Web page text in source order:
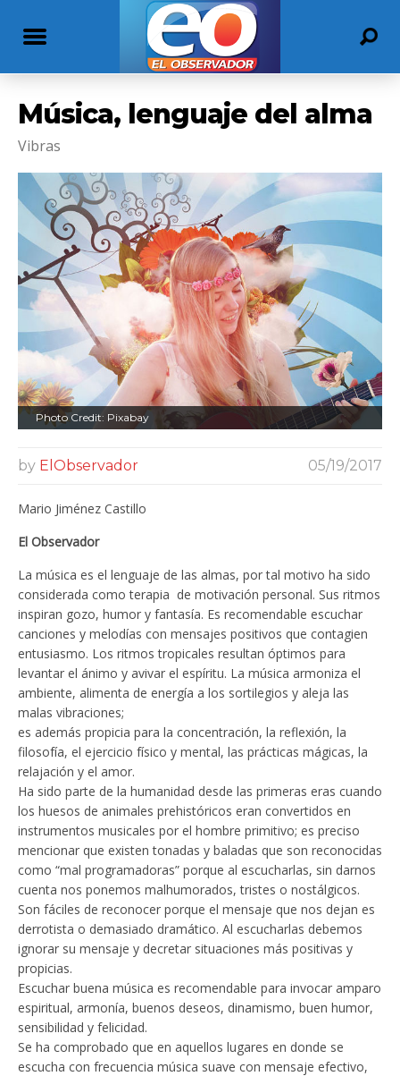
Música, lenguaje del alma
Vibras
Photo Credit: Pixabay
by ElObservador 05/19/2017
Mario Jiménez Castillo
El Observador
La música es el lenguaje de las almas, por tal motivo ha sido
considerada como terapia de motivación personal. Sus ritmos
inspiran gozo, humor y fantasía. Es recomendable escuchar
canciones y melodías con mensajes positivos que contagien
entusiasmo. Los ritmos tropicales resultan óptimos para
levantar el ánimo y avivar el espíritu. La música armoniza el
ambiente, alimenta de energía a los sortilegios y aleja las
malas vibraciones;
es además propicia para la concentración, la reflexión, la
filosofía, el ejercicio físico y mental, las prácticas mágicas, la
relajación y el amor.
Ha sido parte de la humanidad desde las primeras eras cuando
los huesos de animales prehistóricos eran convertidos en
instrumentos musicales por el hombre primitivo; es preciso
mencionar que existen tonadas y baladas que son reconocidas
como “mal programadoras” porque al escucharlas, sin darnos
cuenta nos ponemos malhumorados, tristes o nostálgicos.
Son fáciles de reconocer porque el mensaje que nos dejan es
derrotista o demasiado dramático. Al escucharlas debemos
ignorar su mensaje y decretar situaciones más positivas y
propicias.
Escuchar buena música es recomendable para invocar amparo
espiritual, armonía, buenos deseos, dinamismo, buen humor,
sensibilidad y felicidad.
Se ha comprobado que en aquellos lugares en donde se
escucha con frecuencia música suave con mensaje efectivo,